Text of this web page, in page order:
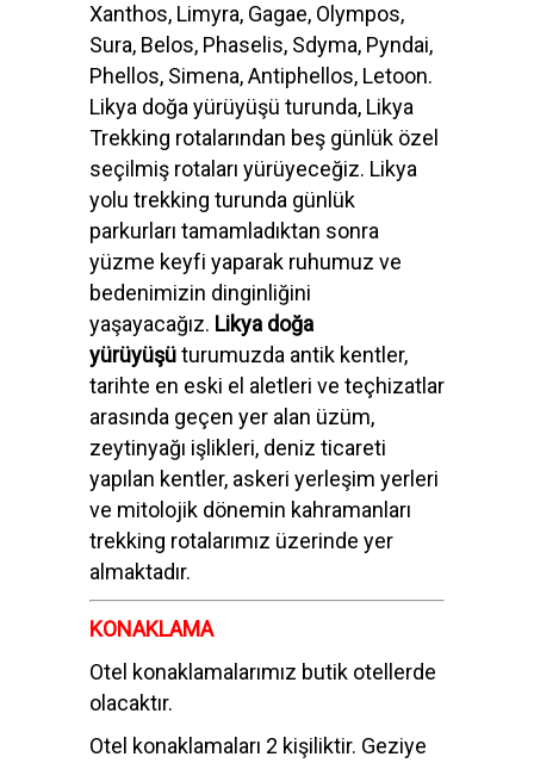
Xanthos, Limyra, Gagae, Olympos,
Sura, Belos, Phaselis, Sdyma, Pyndai,
Phellos, Simena, Antiphellos, Letoon.
Likya doğa yürüyüşü turunda, Likya
Trekking rotalarından beş günlük özel
seçilmiş rotaları yürüyeceğiz. Likya
yolu trekking turunda günlük
parkurları tamamladıktan sonra
yüzme keyfi yaparak ruhumuz ve
bedenimizin dinginliğini
yaşayacağız. Likya doğa
yürüyüşüturumuzda antik kentler,
tarihte en eski el aletleri ve teçhizatlar
arasında geçen yer alan üzüm,
zeytinyağı işlikleri, deniz ticareti
yapılan kentler, askeri yerleşim yerleri
ve mitolojik dönemin kahramanları
trekking rotalarımız üzerinde yer
almaktadır.
KONAKLAMA
Otel konaklamalarımız butik otellerde
olacaktır.
Otel konaklamaları 2 kişiliktir. Geziye